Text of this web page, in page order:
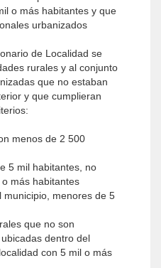
o más habitantes y que
urbanizados
de Localidad se
rurales y al conjunto
que no estaban
y que cumplieran
menos de 2 500
5 mil habitantes, no
más habitantes
menores de 5
que no son
dentro del
con 5 mil o más